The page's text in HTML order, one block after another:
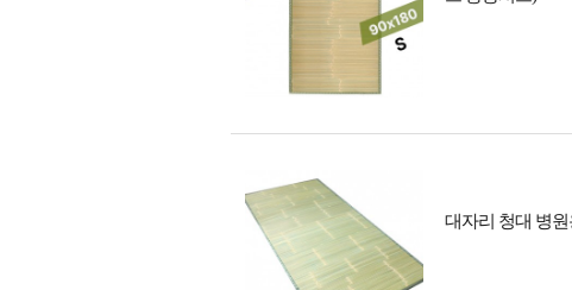
대자리 청대 병